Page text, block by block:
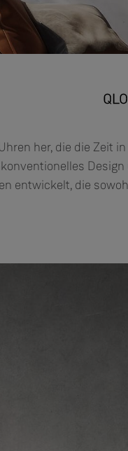
her, die die Zeit
entwickelt, die